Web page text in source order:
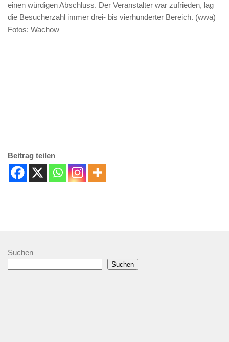
einen würdigen Abschluss. Der Veranstalter war zufrieden, lag
die Besucherzahl immer drei- bis vierhunderter Bereich. (wwa)
Fotos: Wachow
Beitrag teilen
Suchen
Suchen